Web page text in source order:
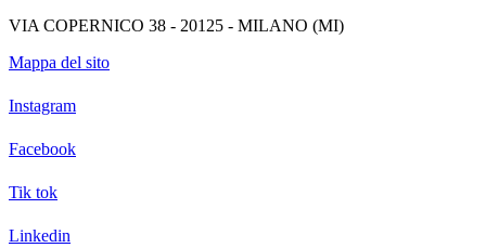
VIA COPERNICO 38 - 20125 - MILANO (MI)
Mappa del sito
Instagram
Facebook
Tik tok
Linkedin